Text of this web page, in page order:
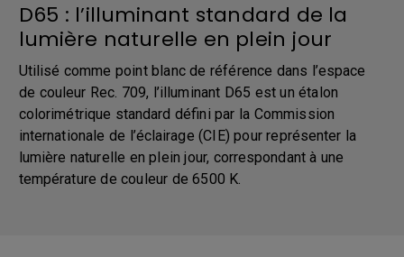
D65 : l’illuminant standard de la
lumière naturelle en plein jour
Utilisé comme point blanc de référence dans l’espace
de couleur Rec. 709, l’illuminant D65 est un étalon
colorimétrique standard défini par la Commission
internationale de l’éclairage (CIE) pour représenter la
lumière naturelle en plein jour, correspondant à une
température de couleur de 6500 K.